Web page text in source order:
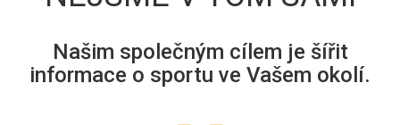
Našim společným cílem je šířit
informace o sportu ve Vašem okolí.